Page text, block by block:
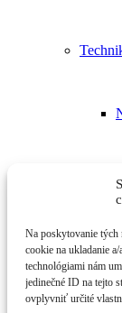
Na poskytovanie tých
cookie na ukladanie
technológiami nám
jedinečné ID na tejto
ovplyvniť určité
Kontakt